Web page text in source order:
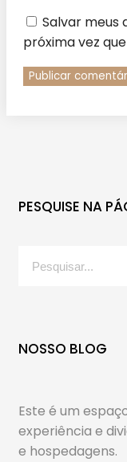
Salvar meus
próxima vez
PESQUISE NA
NOSSO BLOG
Este é um
experiência e
e hospedagens.